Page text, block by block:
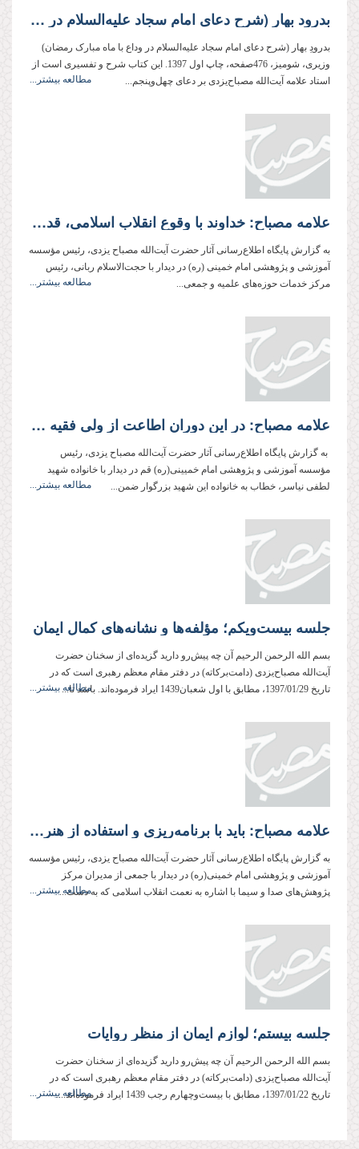
بدرود بهار (شرح دعای امام سجاد علیه‌السلام در وداع با ماه مبارک رمضان)
بدرودِ بهار (شرح دعای امام سجاد علیه‌السلام در وداع با ماه مبارک رمضان)
وزیری، شومیز، 476صفحه، چاپ اول 1397. این کتاب شرح و تفسیری است از
استاد علامه آیت‌الله مصباح‌یزدی بر دعای چهل‌وپنجم...
مطالعه بیشتر...
علامه مصباح: خداوند با وقوع انقلاب اسلامی، قدرت خود را به رخ کشید
به گزارش پایگاه اطلاع‌‌رسانی آثار حضرت آیت‌الله مصباح یزدی، رئیس مؤسسه
آموزشی و پژوهشی امام خمینی (ره) در دیدار با حجت‌الاسلام ربانی، رئیس
مرکز خدمات حوزه‌های علمیه و جمعی...
مطالعه بیشتر...
علامه مصباح: در این دوران اطاعت از ولی فقیه همچون اطاعت از امام معصوم(ع) است
به گزارش پایگاه اطلاع‌رسانی آثار حضرت آیت‌الله مصباح یزدی، رئیس
مؤسسه آموزشی و پژوهشی امام خمیینی(ره) قم در دیدار با خانواده شهید
لطفی نیاسر، خطاب به خانواده این شهید بزرگوار ضمن...
مطالعه بیشتر...
جلسه بیست‌ویکم؛ مؤلفه‌ها و نشانه‌های کمال ایمان
بسم الله الرحمن الرحیم آن چه پیش‌رو دارید گزیده‌ای از سخنان حضرت
آیت‌الله مصباح‌یزدی (دامت‌بركاته) در دفتر مقام معظم رهبری است كه در
تاریخ 1397/01/29، مطابق با اول شعبان1439 ایراد فرموده‌اند. باشد تا...
مطالعه بیشتر...
علامه مصباح: باید با برنامه‌‌ریزی و استفاده از هنر و تکنولوژی، تشنگان معرفت در سراسر دنیا را سیراب کرد
به گزارش پایگاه اطلاع‌رسانی آثار حضرت آیت‌الله مصباح یزدی، رئیس مؤسسه
آموزشی و پژوهشی امام خمینی(ره) در دیدار با جمعی از مدیران مرکز
پژوهش‌های صدا و سیما با اشاره به نعمت انقلاب اسلامی که به دست...مطالعه بیشتر...
جلسه بیستم؛ لوازم ایمان از منظر روایات
بسم الله الرحمن الرحیم آن چه پیش‌رو دارید گزیده‌ای از سخنان حضرت
آیت‌الله مصباح‌یزدی (دامت‌بركاته) در دفتر مقام معظم رهبری است كه در
تاریخ 1397/01/22، مطابق با بیست‌وچهارم رجب 1439 ایراد فرموده‌اند....
مطالعه بیشتر...